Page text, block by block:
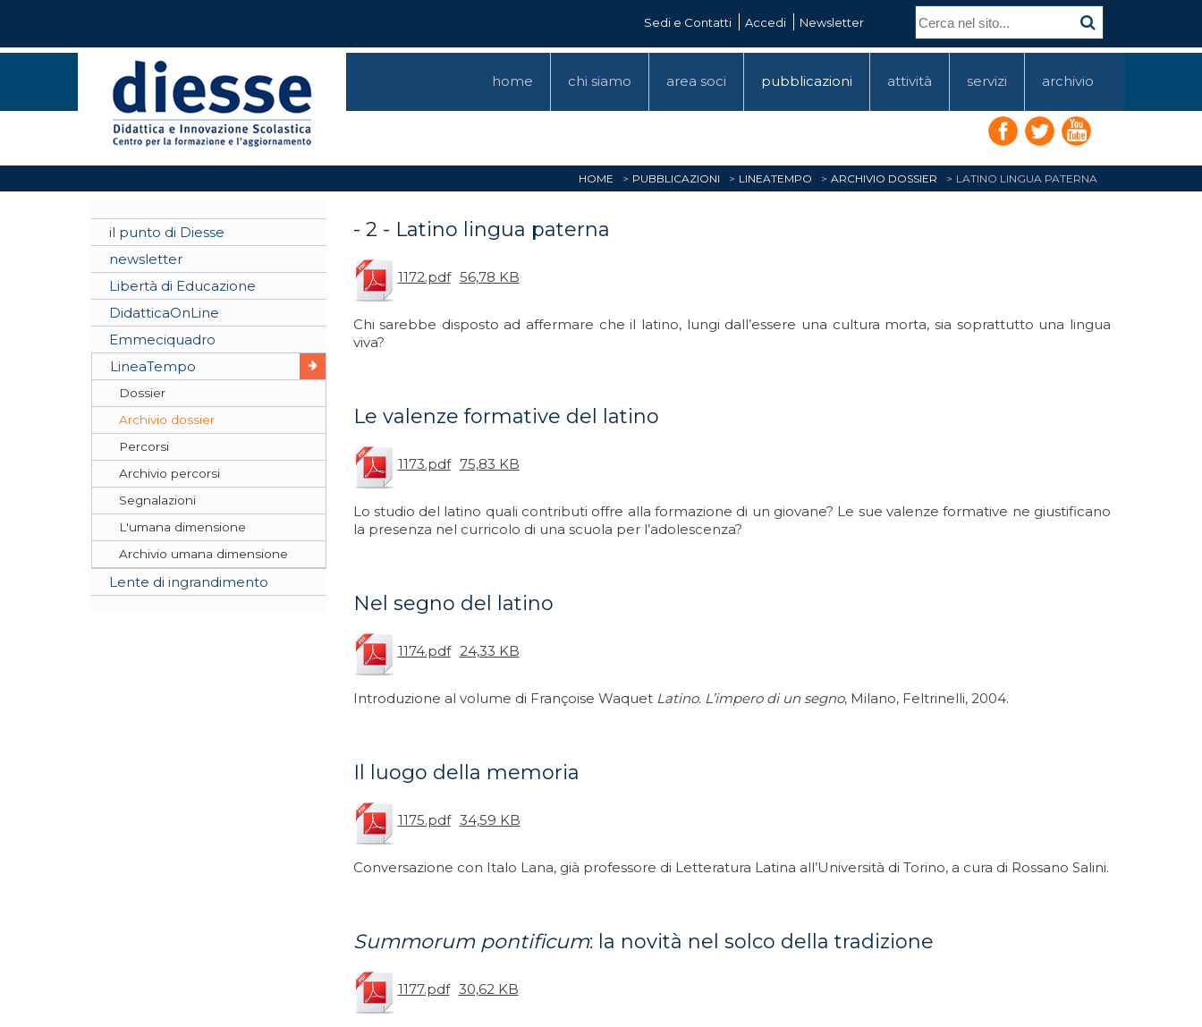
Sedi e Contatti Accedi Newsletter
home chi siamo area soci pubblicazioni attività servizi archivio
HOME PUBBLICAZIONI LINEATEMPO ARCHIVIO DOSSIER LATINO LINGUA PATERNA
il punto di Diesse
newsletter
Libertà di Educazione
DidatticaOnLine
Emmeciquadro
LineaTempo
Dossier
Archivio dossier
Percorsi
Archivio percorsi
Segnalazioni
L'umana dimensione
Archivio umana dimensione
Lente di ingrandimento
- 2 - Latino lingua paterna
1172.pdf 56,78 KB
Chi sarebbe disposto ad affermare che il latino, lungi dall’essere una cultura morta, sia soprattutto una lingua
viva?
Le valenze formative del latino
1173.pdf 75,83 KB
Lo studio del latino quali contributi offre alla formazione di un giovane? Le sue valenze formative ne giustificano
la presenza nel curricolo di una scuola per l’adolescenza?
Nel segno del latino
1174.pdf 24,33 KB
Introduzione al volume di Françoise Waquet Latino. L’impero di un segno, Milano, Feltrinelli, 2004.
Il luogo della memoria
1175.pdf 34,59 KB
Conversazione con Italo Lana, già professore di Letteratura Latina all’Università di Torino, a cura di Rossano Salini.
Summorum pontificum: la novità nel solco della tradizione
1177.pdf 30,62 KB